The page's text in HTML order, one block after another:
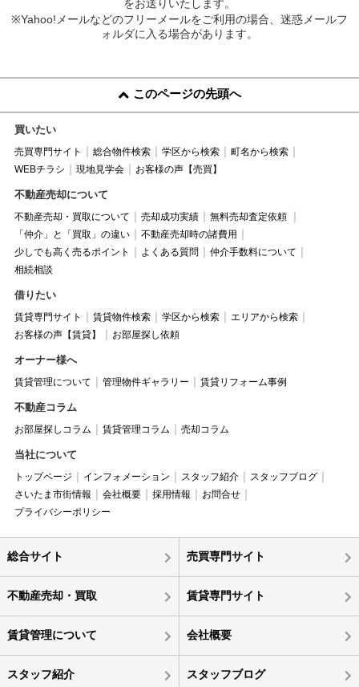
をお送りいたします。
※Yahoo!メールなどのフリーメールをご利用の場合、迷惑メールフ
ォルダに入る場合があります。
このページの先頭へ
買いたい
売買専門サイト 総合物件検索 学区から検索
町名から検索
WEBチラシ
現地見学会 お客様の声【売買】
不動産売却について
不動産売却・買取について 売却成功実績
無料売却査定依頼
「仲介」と「買取」の違い
不動産売却時の諸費用
少しでも高く売るポイント
よくある質問
仲介手数料について
相続相談
借りたい
賃貸専門サイト 賃貸物件検索 学区から検索
エリアから検索
お客様の声【賃貸】
お部屋探し依頼
オーナー様へ
賃貸管理について 管理物件ギャラリー 賃貸リフォーム事例
不動産コラム
お部屋探しコラム 賃貸管理コラム 売却コラム
当社について
トップページ インフォメーション スタッフ紹介
スタッフブログ
さいたま市街情報
会社概要 採用情報
お問合せ
プライバシーポリシー
総合サイト 売買専門サイト
不動産売却・買取 賃貸専門サイト
賃貸管理について 会社概要
スタッフ紹介 スタッフブログ